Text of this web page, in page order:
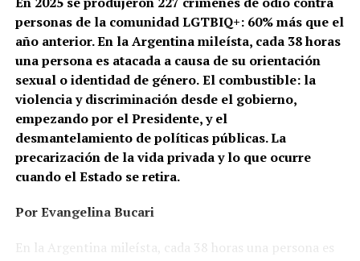
personas de la comunidad LGTBIQ+: 60% más que el
año anterior. En la Argentina mileísta, cada 38 horas
una persona es atacada a causa de su orientación
sexual o identidad de género.El combustible: la
violencia y discriminación desde el gobierno,
empezando por el Presidente, y el
desmantelamiento de políticas públicas. La
precarización de la vida privada y lo que ocurre
cuando el Estado se retira.
Por Evangelina Bucari
En la Argentina mileísta, cada 38 horas una persona es